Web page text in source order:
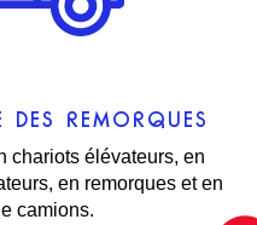
DES REMORQUES
chariots élévateurs, en
en remorques et en
camions.